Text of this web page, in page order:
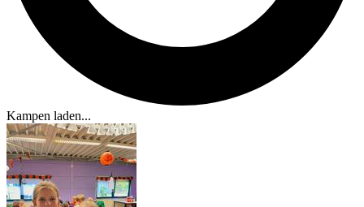
Kampen laden...